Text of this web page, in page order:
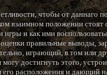
чтобы от даннаго
взаимном положении
игры и как ими
правильные выводы,
играющий, в том или
достигнуть этого,
его расположения и дающий